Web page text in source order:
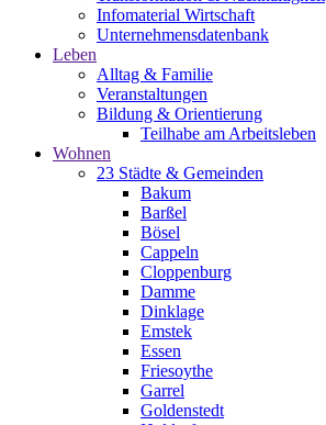
Infomaterial Wirtschaft
Unternehmensdatenbank
Leben
Alltag & Familie
Veranstaltungen
Bildung & Orientierung
Teilhabe am Arbeitsleben
Wohnen
23 Städte & Gemeinden
Bakum
Barßel
Bösel
Cappeln
Cloppenburg
Damme
Dinklage
Emstek
Essen
Friesoythe
Garrel
Goldenstedt